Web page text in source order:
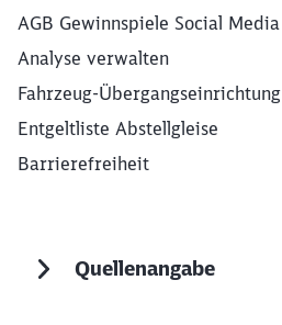
AGB Gewinnspiele Social Media
Analyse verwalten
Fahrzeug-Übergangseinrichtung
Entgeltliste Abstellgleise
Barrierefreiheit
Quellenangabe